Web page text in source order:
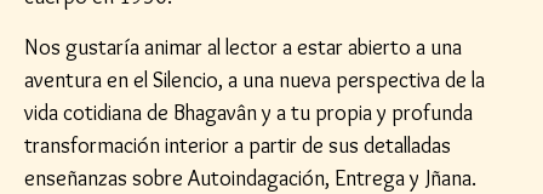
Nos gustaría animar al lector a estar abierto a una
aventura en el Silencio, a una nueva perspectiva de la
vida cotidiana de Bhagavân y a tu propia y profunda
transformación interior a partir de sus detalladas
enseñanzas sobre Autoindagación, Entrega y Jñana.